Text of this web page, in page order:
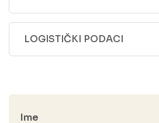
LOGISTIČKI PODACI
Ime